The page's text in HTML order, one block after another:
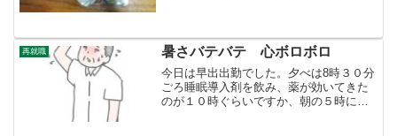
うようになりました。でも、...
再就職 暑さバテバテ 心ボロボロ
今日は早出出勤でした。夕べは8時３０分
ごろ睡眠導入剤を飲み、薬が効いてきた
のが１０時ぐらいですか、朝の５時に起